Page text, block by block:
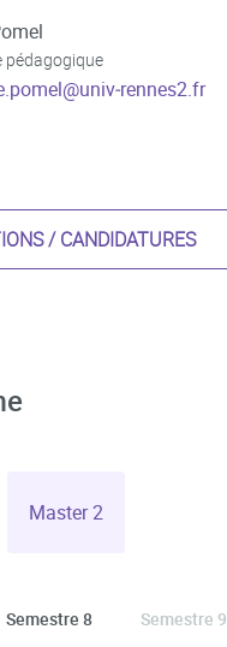
pédagogique
@univ‐rennes2.fr
/ CANDIDATURES
Master 2
Semestre 8 Semestre 9